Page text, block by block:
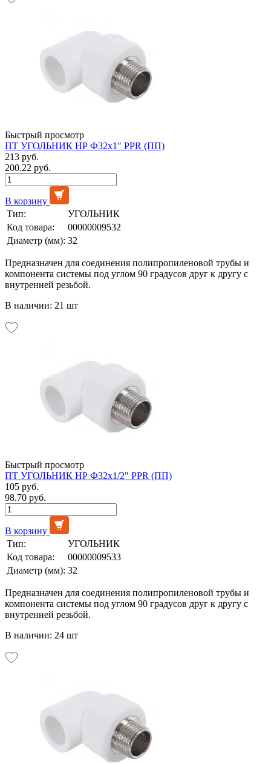
Быстрый просмотр
ПТ УГОЛЬНИК НР Ф32х1" PPR (ПП)
213 руб.
200.22 руб.
В корзину
Тип:
УГОЛЬНИК
Код товара:
00000009532
Диаметр (мм): 32
Предназначен для соединения полипропиленовой трубы и
компонента системы под углом 90 градусов друг к другу с
внутренней резьбой.
В наличии: 21 шт
Быстрый просмотр
ПТ УГОЛЬНИК НР Ф32х1/2" PPR (ПП)
105 руб.
98.70 руб.
В корзину
Тип:
УГОЛЬНИК
Код товара:
00000009533
Диаметр (мм): 32
Предназначен для соединения полипропиленовой трубы и
компонента системы под углом 90 градусов друг к другу с
внутренней резьбой.
В наличии: 24 шт